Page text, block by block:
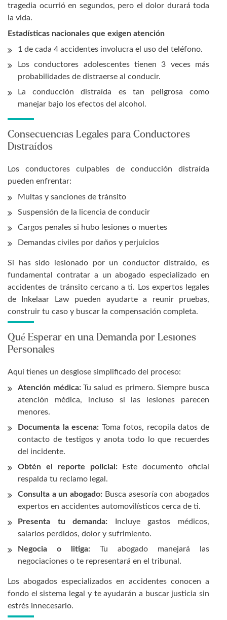
tragedia ocurrió en segundos, pero el dolor durará toda
la vida.
Estadísticas nacionales que exigen atención
1 de cada 4 accidentes involucra el uso del teléfono.
Los conductores adolescentes tienen 3 veces más
probabilidades de distraerse al conducir.
La conducción distraída es tan peligrosa como
manejar bajo los efectos del alcohol.
Consecuencias Legales para Conductores
Distraídos
Los conductores culpables de conducción distraída
pueden enfrentar:
Multas y sanciones de tránsito
Suspensión de la licencia de conducir
Cargos penales si hubo lesiones o muertes
Demandas civiles por daños y perjuicios
Si has sido lesionado por un conductor distraído, es
fundamental contratar a un abogado especializado en
accidentes de tránsito cercano a ti. Los expertos legales
de Inkelaar Law pueden ayudarte a reunir pruebas,
construir tu caso y buscar la compensación completa.
Qué Esperar en una Demanda por Lesiones
Personales
Aquí tienes un desglose simplificado del proceso:
Atención médica:Tu salud es primero. Siempre busca
atención médica, incluso si las lesiones parecen
menores.
Documenta la escena: Toma fotos, recopila datos de
contacto de testigos y anota todo lo que recuerdes
del incidente.
Obtén el reporte policial:Este documento oficial
respalda tu reclamo legal.
Consulta a un abogado: Busca asesoría con abogados
expertos en accidentes automovilísticos cerca de ti.
Presenta tu demanda: Incluye gastos médicos,
salarios perdidos, dolor y sufrimiento.
Negocia o litiga: Tu abogado manejará las
negociaciones o te representará en el tribunal.
Los abogados especializados en accidentes conocen a
fondo el sistema legal y te ayudarán a buscar justicia sin
estrés innecesario.